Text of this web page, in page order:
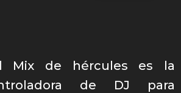
Mix de hércules es la
de DJ para